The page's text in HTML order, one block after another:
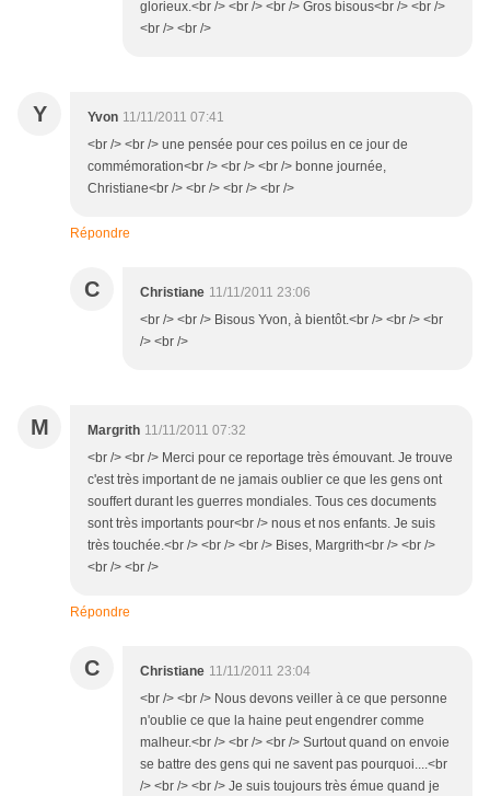
glorieux.<br /> <br /> <br /> Gros bisous<br /> <br />
<br /> <br />
Y Yvon 11/11/2011 07:41
<br /> <br /> une pensée pour ces poilus en ce jour de
commémoration<br /> <br /> <br /> bonne journée,
Christiane<br /> <br /> <br /> <br />
Répondre
C Christiane 11/11/2011 23:06
<br /> <br /> Bisous Yvon, à bientôt.<br /> <br /> <br
/> <br />
M Margrith 11/11/2011 07:32
<br /> <br /> Merci pour ce reportage très émouvant. Je trouve
c'est très important de ne jamais oublier ce que les gens ont
souffert durant les guerres mondiales. Tous ces documents
sont très importants pour<br /> nous et nos enfants. Je suis
très touchée.<br /> <br /> <br /> Bises, Margrith<br /> <br />
<br /> <br />
Répondre
C Christiane 11/11/2011 23:04
<br /> <br /> Nous devons veiller à ce que personne
n'oublie ce que la haine peut engendrer comme
malheur.<br /> <br /> <br /> Surtout quand on envoie
se battre des gens qui ne savent pas pourquoi....<br
/> <br /> <br /> Je suis toujours très émue quand je